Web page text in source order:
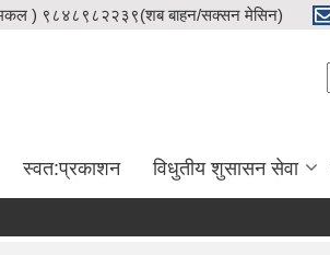
) ९८४८९८२२३९(शब बाहन/सक्सन मेसिन)
स्वत:प्रकाशन विधुतीय शुसासन सेवा